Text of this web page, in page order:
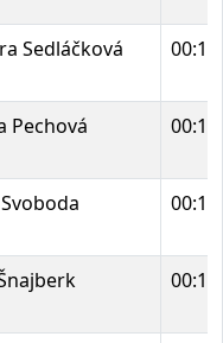
Sedláčková
Pechová
Svoboda